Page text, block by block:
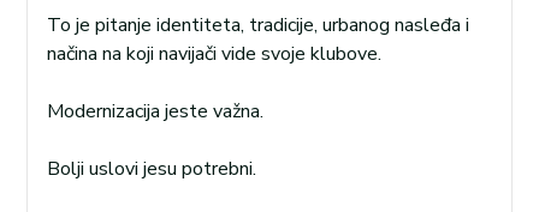
To je pitanje identiteta, tradicije, urbanog nasleđa i
načina na koji navijači vide svoje klubove.
Modernizacija jeste važna.
Bolji uslovi jesu potrebni.